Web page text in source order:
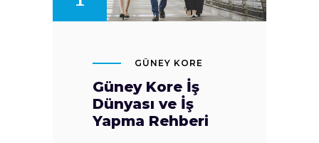
GÜNEY KORE
Güney Kore İş
Dünyası ve İş
Yapma Rehberi